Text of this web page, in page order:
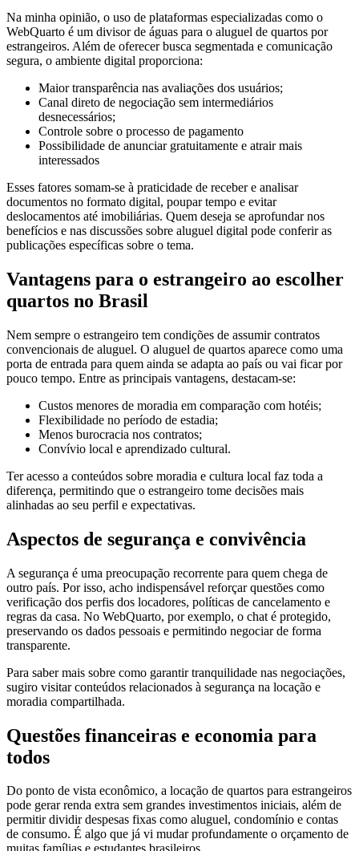
Na minha opinião, o uso de plataformas especializadas como o
WebQuarto é um divisor de águas para o aluguel de quartos por
estrangeiros. Além de oferecer busca segmentada e comunicação
segura, o ambiente digital proporciona:
Maior transparência nas avaliações dos usuários;
Canal direto de negociação sem intermediários
desnecessários;
Controle sobre o processo de pagamento
Possibilidade de anunciar gratuitamente e atrair mais
interessados
Esses fatores somam-se à praticidade de receber e analisar
documentos no formato digital, poupar tempo e evitar
deslocamentos até imobiliárias. Quem deseja se aprofundar nos
benefícios e nas discussões sobre aluguel digital pode conferir as
publicações específicas sobre o tema.
Vantagens para o estrangeiro ao escolher
quartos no Brasil
Nem sempre o estrangeiro tem condições de assumir contratos
convencionais de aluguel. O aluguel de quartos aparece como uma
porta de entrada para quem ainda se adapta ao país ou vai ficar por
pouco tempo. Entre as principais vantagens, destacam-se:
Custos menores de moradia em comparação com hotéis;
Flexibilidade no período de estadia;
Menos burocracia nos contratos;
Convívio local e aprendizado cultural.
Ter acesso a conteúdos sobre moradia e cultura local faz toda a
diferença, permitindo que o estrangeiro tome decisões mais
alinhadas ao seu perfil e expectativas.
Aspectos de segurança e convivência
A segurança é uma preocupação recorrente para quem chega de
outro país. Por isso, acho indispensável reforçar questões como
verificação dos perfis dos locadores, políticas de cancelamento e
regras da casa. No WebQuarto, por exemplo, o chat é protegido,
preservando os dados pessoais e permitindo negociar de forma
transparente.
Para saber mais sobre como garantir tranquilidade nas negociações,
sugiro visitar conteúdos relacionados à segurança na locação e
moradia compartilhada.
Questões financeiras e economia para
todos
Do ponto de vista econômico, a locação de quartos para estrangeiros
pode gerar renda extra sem grandes investimentos iniciais, além de
permitir dividir despesas fixas como aluguel, condomínio e contas
de consumo. É algo que já vi mudar profundamente o orçamento de